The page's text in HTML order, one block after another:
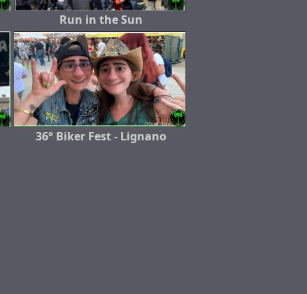
Run in the Sun
36° Biker Fest - Lignano